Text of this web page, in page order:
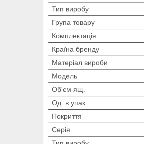
Тип виробу
Група товару
Комплектація
Країна бренду
Матеріал вироби
Мoдель
Об'єм ящ.
Од. в упак.
Покриття
Серія